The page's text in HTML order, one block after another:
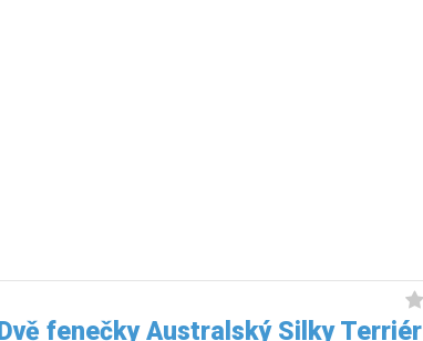
Dvě fenečky Australský Silky Terriér